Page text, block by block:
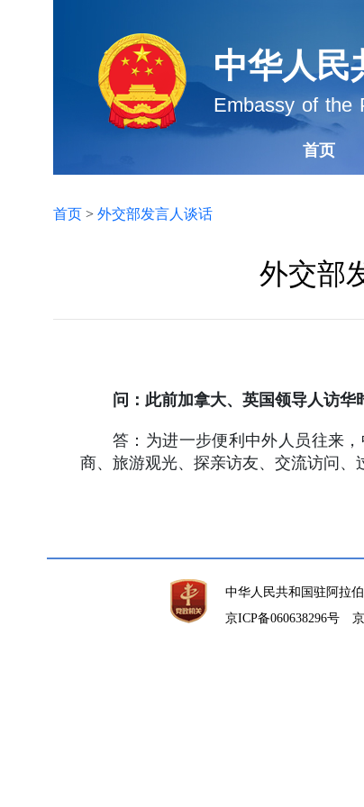
中华人民
Embassy of the
首页
首页 > 外交部发言人谈话
外交部
问：此前加拿大、英国领导人访
答：为进一步便利中外人员往来
商、旅游观光、探亲访友、交流访问、
中华人民共和国驻阿拉
京ICP备060638296号